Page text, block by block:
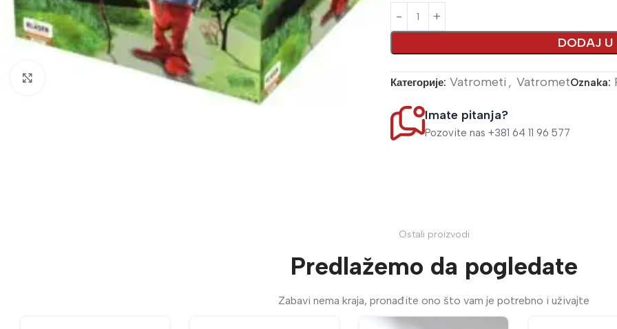
Кликните да бисте увећали
DODAJ U
Категорије: Vatrometi , VatrometOznaka:
Imate pitanja?
Pozovite nas +381 64 11 96 577
Ostali proizvodi
Predlažemo da pogledate
Zabavi nema kraja, pronađite ono što vam je potrebno i uživajte